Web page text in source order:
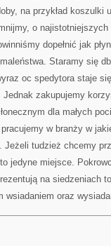
na przykład koszulki
o
dopełnić jak
Staramy się
oc spedytora staje
zakupujemy
dla małych
w branży w
tudzież chcemy
jedyne miejsce.
na siedzeniach
wsiadaniem oraz